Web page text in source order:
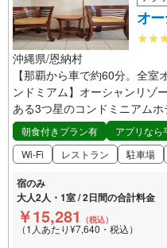
オ
沖縄県/恩納村
【那覇から車で約60分。全
ンドミアム】オーシャンリゾ
ある3つ星のコンドミニアムホ
朝食付きプラン有 アプリなら
Wi-Fi
レストラン 駐車場
宿のみ
大人2人・1室 / 2日間の合計料金
￥15,281 （税込）
（1人あたり¥7,640・税込）